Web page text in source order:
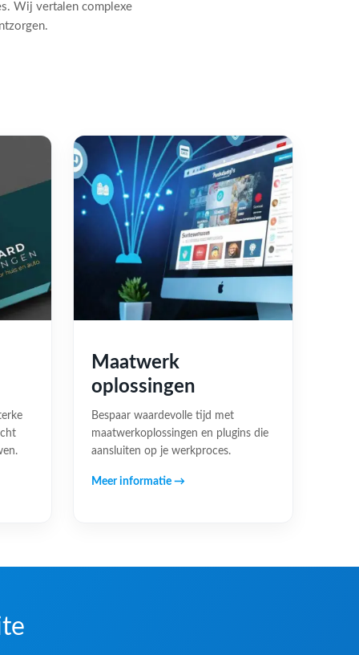
Wij vertalen complexe
Maatwerk
oplossingen
Bespaar waardevolle tijd met
maatwerkoplossingen en plugins die
aansluiten op je werkproces.
Meer informatie →